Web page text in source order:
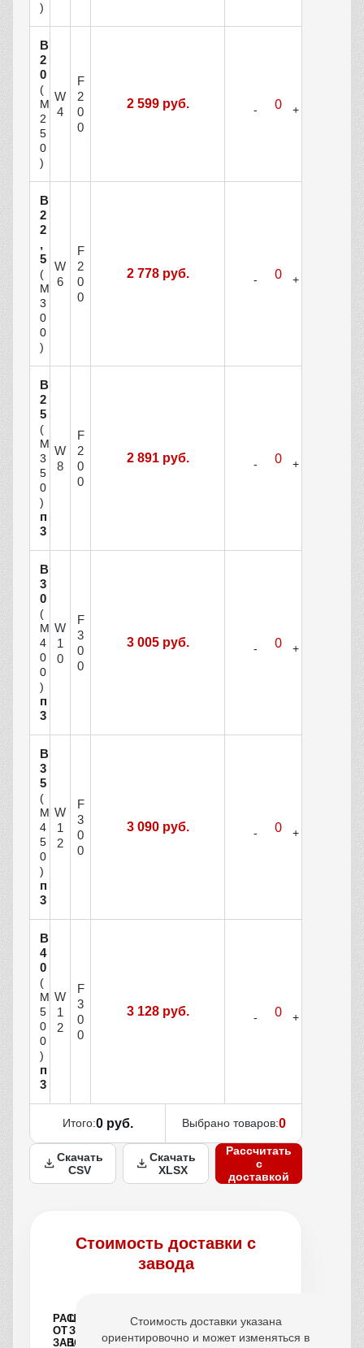
)
В
2
0
(
М
2
5
0
)
W
4
F
2
0
0
2 599 руб.
В
2
2
,
5
(
М
3
0
0
)
W
6
F
2
0
0
2 778 руб.
В
2
5
(
М
3
5
0
)
п
3
W
8
F
2
0
0
2 891 руб.
В
3
0
(
М
4
0
0
)
п
3
W
1
0
F
3
0
0
3 005 руб.
В
3
5
(
М
4
5
0
)
п
3
W
1
2
F
3
0
0
3 090 руб.
В
4
0
(
М
5
0
0
)
п
3
W
1
2
F
3
0
0
3 128 руб.
Итого:0 руб. Выбрано товаров:0
Скачать
CSV
Скачать
XLSX
Рассчитать
с
доставкой
Стоимость доставки с
завода
РАССТОЯНИЕ
ОТ
ЗАВОДА,
ЦЕНА
ЗА
1
Стоимость доставки указана
ориентировочно и может изменяться в